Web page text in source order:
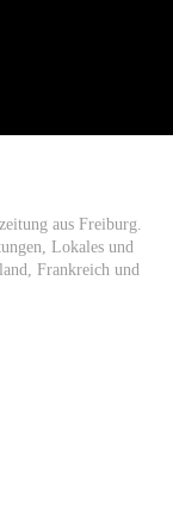
aus Freiburg.
Lokales und
Frankreich und